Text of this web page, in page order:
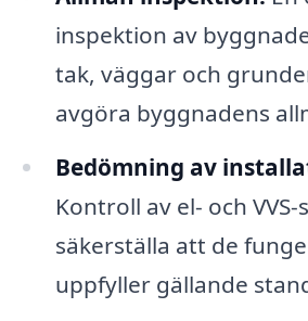
inspektion av
tak, väggar och
avgöra byggnadens
Bedömning av
Kontroll av el- och
säkerställa att de
uppfyller gällande